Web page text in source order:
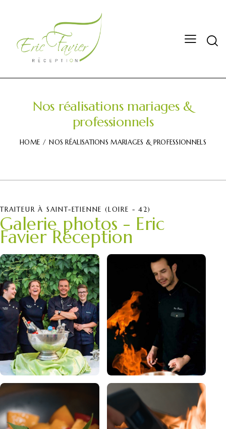
Nos réalisations mariages &
professionnels
HOME NOS RÉALISATIONS MARIAGES & PROFESSIONNELS
TRAITEUR À SAINT-ETIENNE (LOIRE - 42)
Galerie photos - Eric
Favier Réception